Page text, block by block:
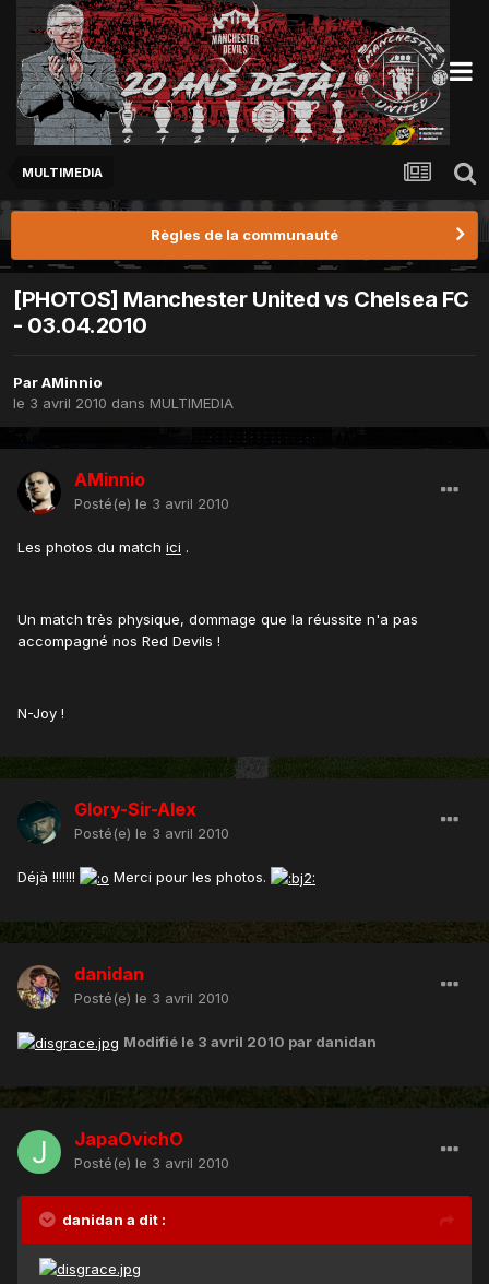
MULTIMEDIA
Règles de la communauté
[PHOTOS] Manchester United vs Chelsea FC
- 03.04.2010
ParAMinnio
le 3 avril 2010 dans MULTIMEDIA
AMinnio
Posté(e) le 3 avril 2010
Les photos du match ici .
Un match très physique, dommage que la réussite n'a pas
accompagné nos Red Devils !
N-Joy !
Glory-Sir-Alex
Posté(e) le 3 avril 2010
Déjà !!!!!!! Merci pour les photos.
danidan
Posté(e) le 3 avril 2010
Modifié le 3 avril 2010 par danidan
JapaOvichO
Posté(e) le 3 avril 2010
danidan a dit :